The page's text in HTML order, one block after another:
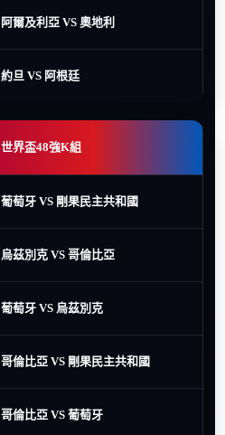
阿爾及利亞 VS 奧地利
約旦 VS 阿根廷
世界盃48強K組
葡萄牙 VS 剛果民主共和國
烏茲別克 VS 哥倫比亞
葡萄牙 VS 烏茲別克
哥倫比亞 VS 剛果民主共和國
哥倫比亞 VS 葡萄牙